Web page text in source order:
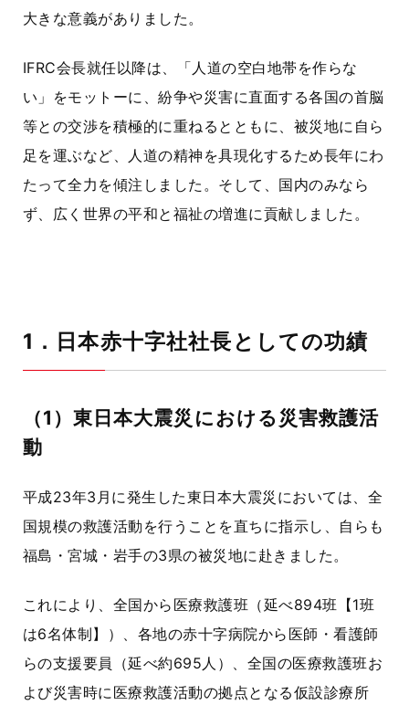
大きな意義がありました。
IFRC会長就任以降は、
「人道の空白地帯を作らな
い」 をモットーに、紛争や災害に直面する各国の首脳
等との交渉を積極的に重ねるとともに、被災地に自ら
足を運ぶなど、人道の精神を具現化するため長年にわ
たって全力を傾注しました。そして、国内のみなら
ず、広く世界の平和と福祉の増進に貢献しました。
1．日本赤十字社社長としての功績
（1）東日本大震災における災害救護活
動
平成23年3月に発生した東日本大震災においては、全
国規模の救護活動を行うことを直ちに指示し、自らも
福島・宮城・岩手の3県の被災地に赴きました。
これにより、全国から医療救護班（延べ894班 【1班
は6名体制】）、各地の赤十字病院から医師・看護師
らの支援要員（延べ約695人 ）、全国の医療救護班お
よび災害時に医療救護活動の拠点となる仮設診療所